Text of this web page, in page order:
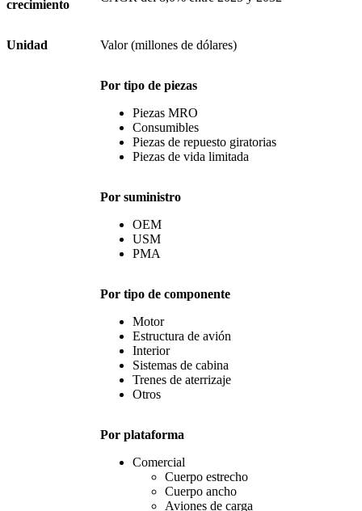
crecimiento
Unidad Valor (millones de dólares)
Por tipo de piezas
Piezas MRO
Consumibles
Piezas de repuesto giratorias
Piezas de vida limitada
Por suministro
OEM
USM
PMA
Por tipo de componente
Motor
Estructura de avión
Interior
Sistemas de cabina
Trenes de aterrizaje
Otros
Por plataforma
Comercial
Cuerpo estrecho
Cuerpo ancho
Aviones de carga